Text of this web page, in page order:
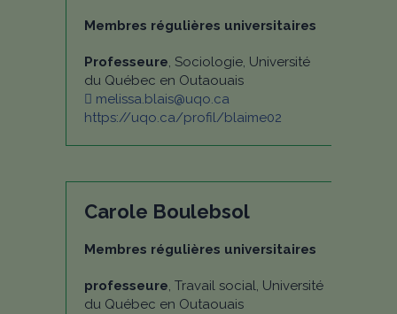
Membres régulières universitaires
Professeure, Sociologie, Université
du Québec en Outaouais
melissa.blais@uqo.ca
https://uqo.ca/profil/blaime02
Carole Boulebsol
Membres régulières universitaires
professeure, Travail social, Université
du Québec en Outaouais